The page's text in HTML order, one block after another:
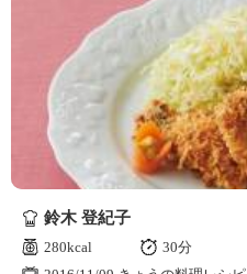
鈴木 登紀子
280kcal
30分